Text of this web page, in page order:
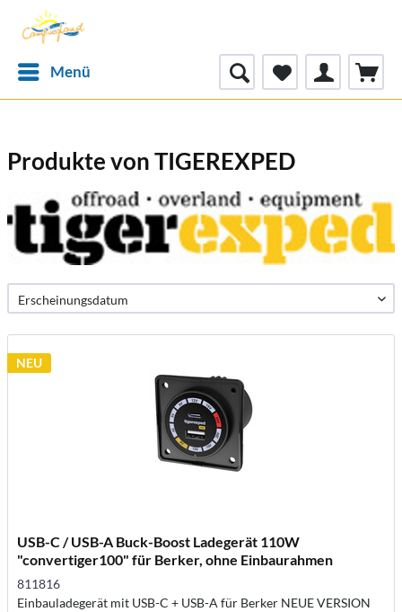
Menü
Produkte von TIGEREXPED
NEU
USB-C / USB-A Buck-Boost Ladegerät 110W
"convertiger100" für Berker, ohne Einbaurahmen
811816
Einbauladegerät mit USB-C + USB-A für Berker NEUE VERSION